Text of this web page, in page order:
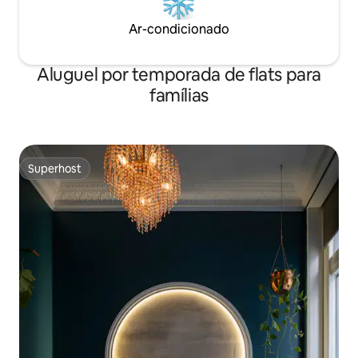
Ar-condicionado
Aluguel por temporada de flats para
famílias
Superhost
Superhost